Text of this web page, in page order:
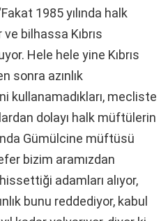
1985 yılında halk
ve bilhassa Kıbrıs
Hele hele yine Kıbrıs
sonra azınlık
kullanamadıkları, mecliste
dolayı halk müftülerin
Gümülcine müftüsü
bizim aramızdan
adamları alıyor,
bunu reddediyor, kabul